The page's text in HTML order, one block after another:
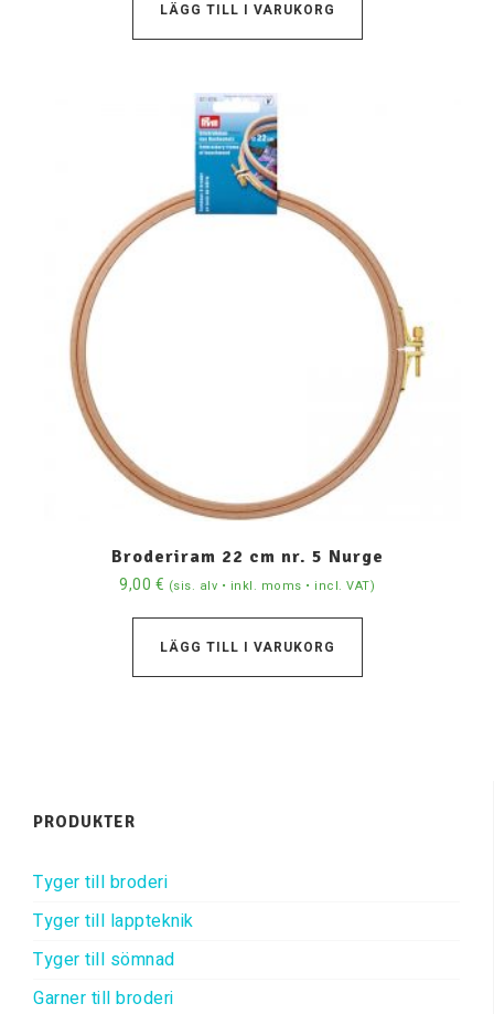
LÄGG TILL I VARUKORG
Broderiram 22 cm nr. 5 Nurge
9,00 € (sis. alv • inkl. moms • incl. VAT)
LÄGG TILL I VARUKORG
PRODUKTER
Tyger till broderi
Tyger till lappteknik
Tyger till sömnad
Garner till broderi